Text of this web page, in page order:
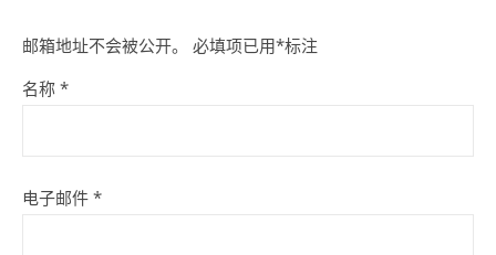
邮箱地址不会被公开。 必填项已用*标注
名称 *
电子邮件 *